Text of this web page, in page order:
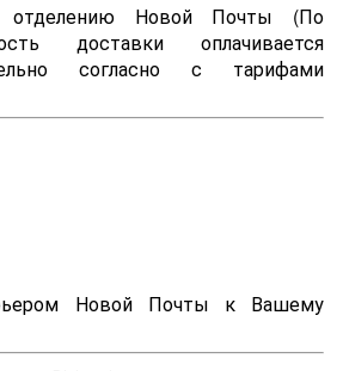
Новой Почты (По
доставки оплачивается
согласно с тарифами
Новой Почты к Вашему